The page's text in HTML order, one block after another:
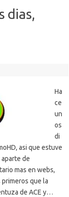
dias,
Ha
ce
un
os
di
asi que estuve
de
mas en webs,
que la
de ACE y…